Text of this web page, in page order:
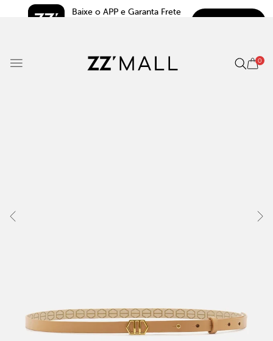
Baixe o APP e Garanta Frete
0